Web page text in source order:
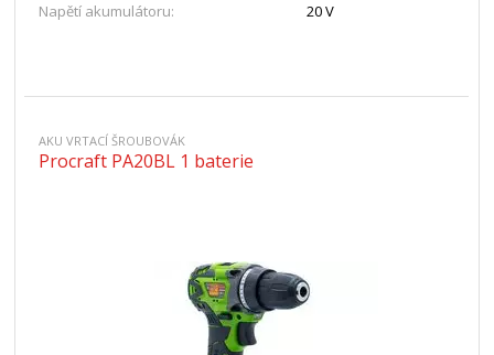
Napětí akumulátoru:
20 V
AKU VRTACÍ ŠROUBOVÁK
Procraft PA20BL 1 baterie